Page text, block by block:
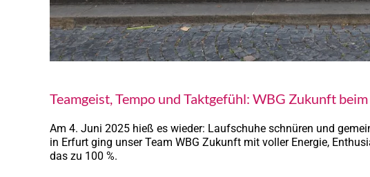
Teamgeist, Tempo und Taktgefühl: WBG Zukunft
Am 4. Juni 2025 hieß es wieder: Laufschuhe schnüren und
in Erfurt ging unser Team WBG Zukunft mit voller Energie,
das zu 100 %.